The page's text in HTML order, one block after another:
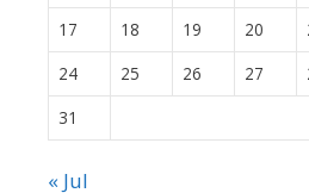
17
18 19 20
24
25 26 27
31
« Jul